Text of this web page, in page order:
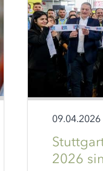
09.04.2026
2026